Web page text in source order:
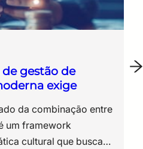
gestão de
exige
uma ampliação de escopo. As decisões são avaliadas por critérios de performance e também impacto financeiro. Já para áreas de governança e controle, há maior capacidade de previsão, acompanhamento e ajuste. O FinOps, portanto, não substitui a gestão de custos tradicional, ele a adapta a um ambiente em que consumo e gasto ocorrem de forma simultânea e distribuída. Essa adaptação também amplia o objeto da gestão financeira, que passa a considerar conjuntamente custo, eficiência operacional e valor de negócio, evitando que a redução de despesas seja tratada como objetivo isolado. As três fases do ciclo FinOps A aplicação de FinOps na gestão de custos em nuvem não se dá de forma pontual ou isolada. Trata-se de um processo contínuo, estruturado em etapas que se retroalimentam e permitem a evolução progressiva da maturidade financeira da operação. O ciclo FinOps é geralmente apresentado em três fases: Informar (Inform), Otimizar (Optimize) e Operar (Operate), as quais não constituem uma sequência rígida. Elas são iterativas, podendo ocorrer simultaneamente em diferentes áreas; além de repetidas continuamente à medida que a organização evolui. Cada capacidade FinOps também pode apresentar um nível diferente de maturidade. A seguir, detalhamos as fases e seus objetivos. Informar (Inform): dar visibilidade ao consumo A primeira etapa do FinOps para gestão de custos em nuvem está relacionada com a compreensão do ambiente. Em muitas organizações, a dificuldade de controlar custos não está na ausência de ferramentas, mas na falta de visibilidade estruturada do uso dos recursos. Sem clareza sobre quem consome, quanto consome e com qual finalidade, qualquer tentativa de controle tende a ser superficial. Por isso, o foco inicial está na organização dos dados. Essa etapa envolve práticas como: ● definição de políticas de marcação e classificação de recursos por meio de tags (tagging); ● estruturação de contas e centros de custo; ● utilização assinaturas, projetos, labels, namespaces e outros metadados de faturamento; ● definição de regras para distribuição de custos compartilhados; ● estabelecimento de critérios de alocação de custos por produto, serviço, unidade ou centro de custo; ● consolidação de relatórios financeiros por projeto, equipe ou produto. Com essas informações organizadas, torna-se possível identificar padrões de consumo, acompanhar variações e iniciar a construção de previsibilidade. Otimizar (Optimize): ajustar uso, tarifas e compromissos Com a visibilidade estabelecida, a próxima etapa concentra-se na eficiência. Nesse ponto, a análise dos dados permite identificar distorções no uso dos recursos, como ambientes superdimensionados, instâncias ociosas ou configurações desalinhadas com a real demanda. As ações mais comuns incluem o redimensionamento de recursos (rightsizing), o desligamento de ambientes não utilizados, a otimização de armazenamento, a revisão da arquitetura e a adoção de descontos baseados em compromisso de uso ou gasto, como Reserved Instances, Savings Plans e modelos equivalentes dos provedores. Também podem ser realizadas revisões de contratos e condições comerciais. Aqui, os compromissos de uso ou gasto devem ser cuidadosamente dimensionados – afinal, um valor contratado acima da demanda real pode converter uma economia potencial em desperdício. Por isso, cabe acompanhar de perto os indicadores de cobertura, utilização e vigência dos acordos assumidos. Esta etapa exige proximidade entre equipes técnicas e áreas de negócio, já que ajustes operacionais podem impactar diretamente a experiência do usuário ou a entrega de serviços. 👉 Dica extra da ESR: Gestão de contratos de TI: 5 erros que drenam o orçamento das empresas Operar (Operate): integrar decisões financeiras à rotina A última etapa consolida o FinOps como prática contínua dentro da organização. É a fase em que a gestão financeira não é mais predominantemente reativa, integrando a rotina das equipes. Além disso, o acompanhamento ocorre de forma recorrente, combinando indicadores financeiros, técnicos, operacionais e de valor de negócio. As decisões técnicas passam a considerar o impacto financeiro, com acompanhamento contínuo de orçamento, consumo, previsões e resultados, bem como o alinhamento entre tecnologia, finanças, produtos e áreas de negócio. Ao incorporar custos no dia a dia da operação, a organização passa a atuar com maior controle e consistência, reduzindo variações inesperadas e melhorando a alocação de recursos. Esse ciclo não se encerra. Conforme a operação evolui, novas oportunidades de ajuste surgem, exigindo revisões constantes e aprofundamento das práticas adotadas. 👉 Dica extra da ESR: O que é Edge Computing e qual a sua finalidade? Benefícios que vão além da redução de custos A redução de gastos costuma ser o ponto de entrada para a adoção de FinOps, mas os impactos da prática se estendem para dimensões mais amplas da operação. À medida que a gestão de custos em nuvem se torna estruturada, outros ganhos aparecem de forma consistente. Um dos primeiros efeitos é a melhoria na tomada de decisão. Com acesso a dados mais claros sobre consumo e custo, equipes conseguem avaliar cenários com maior precisão. I